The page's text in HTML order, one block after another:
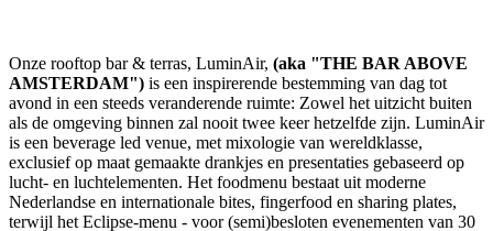
Onze rooftop bar & terras, LuminAir, (aka "THE BAR ABOVE
AMSTERDAM") is een inspirerende bestemming van dag tot
avond in een steeds veranderende ruimte: Zowel het uitzicht buiten
als de omgeving binnen zal nooit twee keer hetzelfde zijn. LuminAir
is een beverage led venue, met mixologie van wereldklasse,
exclusief op maat gemaakte drankjes en presentaties gebaseerd op
lucht- en luchtelementen. Het foodmenu bestaat uit moderne
Nederlandse en internationale bites, fingerfood en sharing plates,
terwijl het Eclipse-menu - voor (semi)besloten evenementen van 30